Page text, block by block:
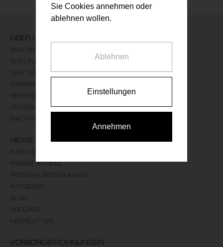
ÜBER UNS
KONTAKT
DAS UNTERNEHMEN
DAS TEAM
KARRIERE
REFERENZEN
UNTERNEHMENSLEITBILD
NACHHALTIGKEIT
NEWS
EVENTS
PRESSE ARTIKEL
PRESSEAUSSENDUNGEN
RATGEBER
BLOG
PODCAST
NEWSLETTER
VORSORGEWOHNUNGEN
Sie Cookies annehmen oder
ablehnen wollen.
Ablehnen
Einstellungen
Annehmen